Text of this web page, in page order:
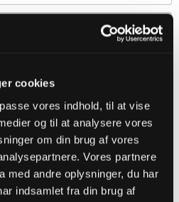
cookies
vores indhold, til at vise
og til at analysere vores
om din brug af vores
Vores partnere
med andre oplysninger, du har
indsamlet fra din brug af
har løftet sløret for den unge
spændingen